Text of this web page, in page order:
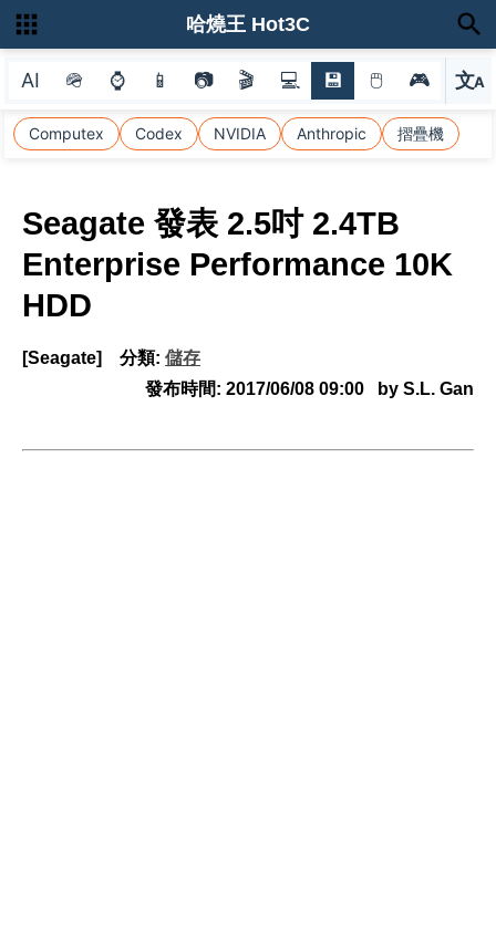
AI 🪖 ⌚ 📱 📷 🎬 💻 💾 🖱 🎮 文A
選
Computex Codex NVIDIA Anthropic 摺疊機
哈燒王 Hot3C
Seagate 發表 2.5吋 2.4TB
Enterprise Performance 10K
HDD
[Seagate] 分類: 儲存
發布時間: 2017/06/08 09:00 by S.L. Gan